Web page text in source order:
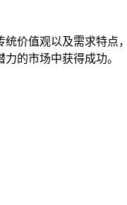
价值观以及需求特点
的市场中获得成功。